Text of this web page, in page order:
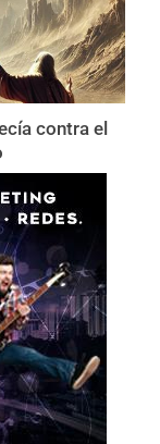
contra el